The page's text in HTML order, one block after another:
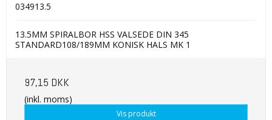
034913.5
13.5MM SPIRALBOR HSS VALSEDE DIN 345
STANDARD108/189MM KONISK HALS MK 1
97,15 DKK
(inkl. moms)
Vis produkt